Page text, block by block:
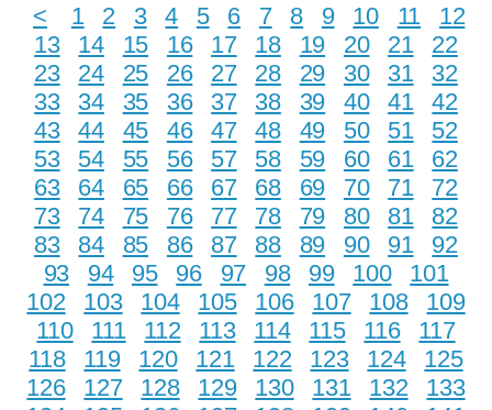
< 1 2 3 4 5 6 7 8 9 10 11
12
13
14 15 16 17 18 19 20 21
22
23
24 25 26 27 28 29 30 31
32
33
34 35 36 37 38 39 40 41
42
43
44 45 46 47 48 49 50 51
52
53
54 55 56 57 58 59 60 61
62
63
64 65 66 67 68 69 70 71
72
73
74 75 76 77 78 79 80 81
82
83
84 85 86 87 88 89 90 91
92
93
94 95 96 97 98 99 100
101
102
103 104 105 106 107 108
109
110
111 112 113 114 115 116
117
118
119 120 121 122 123 124
125
126
127 128 129 130 131 132
133